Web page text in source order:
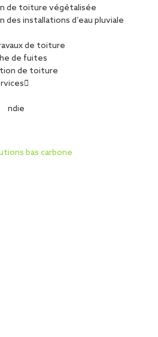
de toiture végétalisée
des installations d’eau pluviale
de toiture
de fuites
de toiture
bas carbone